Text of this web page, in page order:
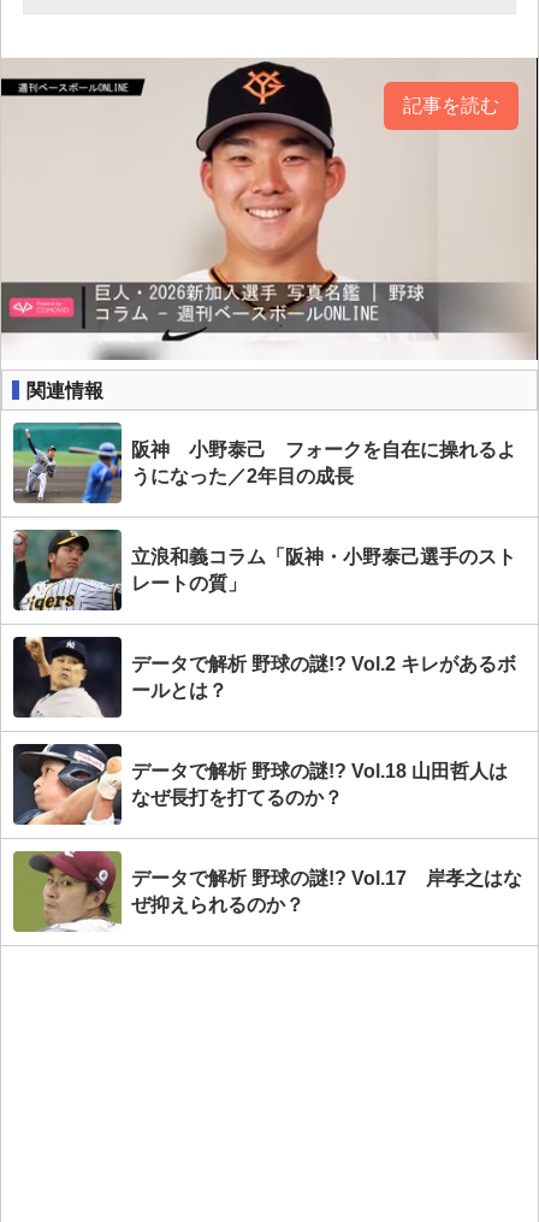
記事を読む
関連情報
阪神 小野泰己 フォークを自在に操れるよ
うになった／2年目の成長
立浪和義コラム「阪神・小野泰己選手のスト
レートの質」
データで解析 野球の謎!? Vol.2 キレがあるボ
ールとは？
データで解析 野球の謎!? Vol.18 山田哲人は
なぜ長打を打てるのか？
データで解析 野球の謎!? Vol.17 岸孝之はな
ぜ抑えられるのか？